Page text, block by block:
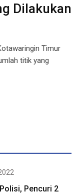
Dilakukan
Timur
titik yang
Pencuri 2